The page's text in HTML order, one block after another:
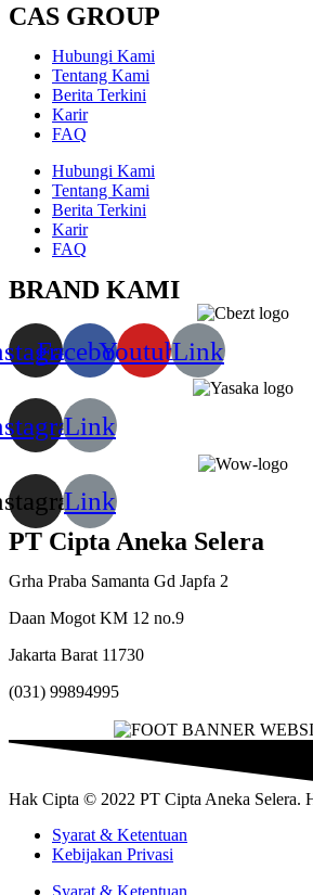
CAS GROUP
Hubungi Kami
Tentang Kami
Berita Terkini
Karir
FAQ
Hubungi Kami
Tentang Kami
Berita Terkini
Karir
FAQ
BRAND KAMI
FacebookYoutubeLink
Link
Link
PT Cipta Aneka Selera
Grha Praba Samanta Gd Japfa 2
Daan Mogot KM 12 no.9
Jakarta Barat 11730
(031) 99894995
Hak Cipta © 2022 PT Cipta Aneka Selera.
Syarat & Ketentuan
Kebijakan Privasi